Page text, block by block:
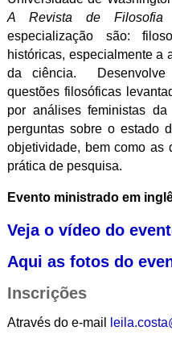
A Revista de Filosofia
especialização são:
históricas, especialmente a
da ciência.
questões filosóficas
por análises feministas da
perguntas sobre o estado
objetividade, bem como as
prática de pesquisa.
Evento ministrado em
Veja o vídeo do
Aqui as fotos do
Inscrições
Através do e-mail